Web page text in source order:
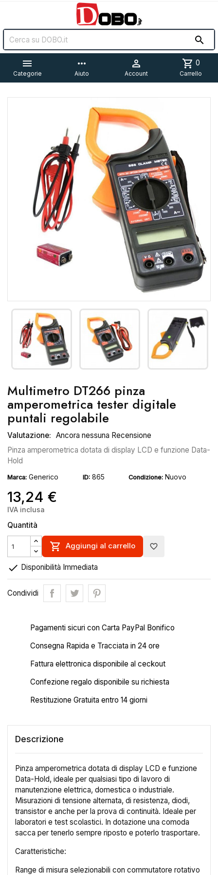


Categorie
more_horiz
Aiuto

Account
shopping_cart 0
Carrello
Multimetro DT266 pinza
amperometrica tester digitale
puntali regolabile
Valutazione: Ancora nessuna Recensione
Pinza amperometrica dotata di display LCD e funzione Data-
Hold
Marca: Generico ID: 865 Condizione: Nuovo
13,24 €
IVA inclusa
Quantità
 Aggiungi al carrello favorite_border
 Disponibilità Immediata
Condividi
Pagamenti sicuri con Carta PayPal Bonifico
Consegna Rapida e Tracciata in 24 ore
Fattura elettronica disponibile al ceckout
Confezione regalo disponibile su richiesta
Restituzione Gratuita entro 14 giorni
Descrizione
Pinza amperometrica dotata di display LCD e funzione
Data-Hold, ideale per qualsiasi tipo di lavoro di
manutenzione elettrica, domestica o industriale.
Misurazioni di tensione alternata, di resistenza, diodi,
transistor e anche per la prova di continuità. Ideale per
laboratori e test scolastici. In dotazione una comoda
sacca per tenerlo sempre riposto e poterlo trasportare.
Caratteristiche:
Range di misura selezionabili con commutatore rotativo